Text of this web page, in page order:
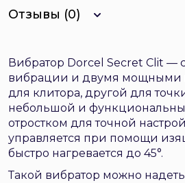
Отзывы (0)
Вибратор Dorcel Secret Clit —
вибрации и двумя мощными
для клитора, другой для
небольшой и
отростком для точной
управляется при помощи
быстро нагревается до 45°.
Такой вибратор можно